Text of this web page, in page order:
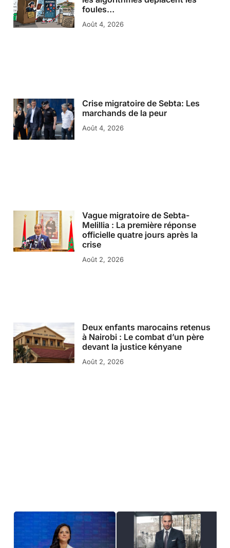
foules…
Août 4, 2026
Crise migratoire de Sebta: Les
marchands de la peur
Août 4, 2026
Vague migratoire de Sebta-
Melillia : La première réponse
officielle quatre jours après la
crise
Août 2, 2026
Deux enfants marocains retenus
à Nairobi : Le combat d’un père
devant la justice kényane
Août 2, 2026